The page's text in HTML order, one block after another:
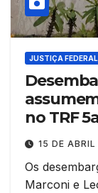
JUSTIÇA FEDERAL
no TRF
15 DE
Os
Marconi e